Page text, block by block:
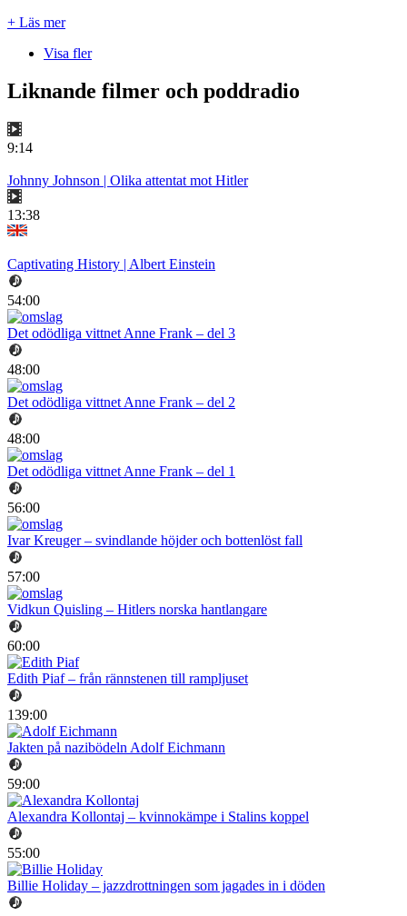
+ Läs mer
Visa fler
Liknande filmer och poddradio
9:14
Johnny Johnson | Olika attentat mot Hitler
13:38
Captivating History | Albert Einstein
54:00
Det odödliga vittnet Anne Frank – del 3
48:00
Det odödliga vittnet Anne Frank – del 2
48:00
Det odödliga vittnet Anne Frank – del 1
56:00
Ivar Kreuger – svindlande höjder och bottenlöst fall
57:00
Vidkun Quisling – Hitlers norska hantlangare
60:00
Edith Piaf – från rännstenen till rampljuset
139:00
Jakten på nazibödeln Adolf Eichmann
59:00
Alexandra Kollontaj – kvinnokämpe i Stalins koppel
55:00
Billie Holiday – jazzdrottningen som jagades in i döden